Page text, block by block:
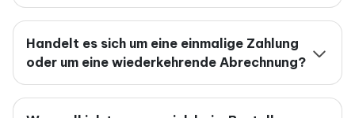
Handelt es sich um eine einmalige Zahlung
oder um eine wiederkehrende Abrechnung?